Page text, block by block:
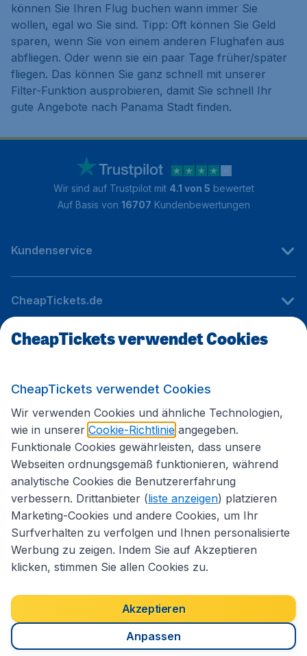
können Sie Ihren Flug buchen wann immer Sie
wollen, egal wo Sie sind. Tipp: Oft können Sie Geld
sparen, wenn Sie von einem anderen Flughafen aus
abfliegen. Oder wenn sie ein paar Tage früher/später
fliegen. Das können Sie ganz schnell mit unserer
Filter-Funktion ausprobieren, damit Sie schnell Ihr
gute Angebote nach Panama Stadt finden.
Wir sind auf Trustpilot mit 4.1 von 5 bewertet
Auf Basis von 16707 Kundenbewertungen
Kundenservice
CheapTickets.de
Internationale Webseiten
Folgen Sie uns:
Allgemeine Geschäftsbedingungen
Cookies
Copyright © 2026
CheapTickets verwendet Cookies
CheapTickets verwendet Cookies
Wir verwenden Cookies und ähnliche Technologien,
wie in unserer Cookie-Richtlinie angegeben.
Funktionale Cookies gewährleisten, dass unsere
Webseiten ordnungsgemäß funktionieren, während
analytische Cookies die Benutzererfahrung
verbessern. Drittanbieter (liste anzeigen) platzieren
Marketing-Cookies und andere Cookies, um Ihr
Surfverhalten zu verfolgen und Ihnen personalisierte
Werbung zu zeigen. Indem Sie auf Akzeptieren
klicken, stimmen Sie allen Cookies zu.
Akzeptieren
Anpassen